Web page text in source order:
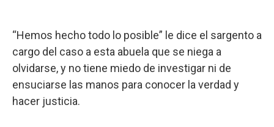
“Hemos hecho todo lo posible” le dice el sargento a
cargo del caso a esta abuela que se niega a
olvidarse, y no tiene miedo de investigar ni de
ensuciarse las manos para conocer la verdad y
hacer justicia.